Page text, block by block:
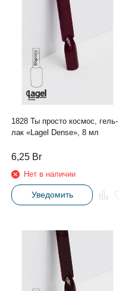
1828 Ты просто космос, гель-
лак «Lagel Dense», 8 мл
6,25 Br
Нет в наличии
Уведомить